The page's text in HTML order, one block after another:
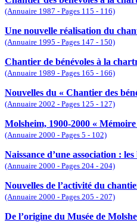
(Annuaire 1987 - Pages 115 - 116)
Une nouvelle réalisation du
(Annuaire 1995 - Pages 147 - 150)
Chantier de bénévoles à la
(Annuaire 1989 - Pages 165 - 166)
Nouvelles du « Chantier des
(Annuaire 2002 - Pages 125 - 127)
Molsheim, 1900-2000 «
(Annuaire 2000 - Pages 5 - 102)
Naissance d’une association :
(Annuaire 2000 - Pages 204 - 204)
Nouvelles de l’activité du
(Annuaire 2000 - Pages 205 - 207)
De l’origine du Musée de